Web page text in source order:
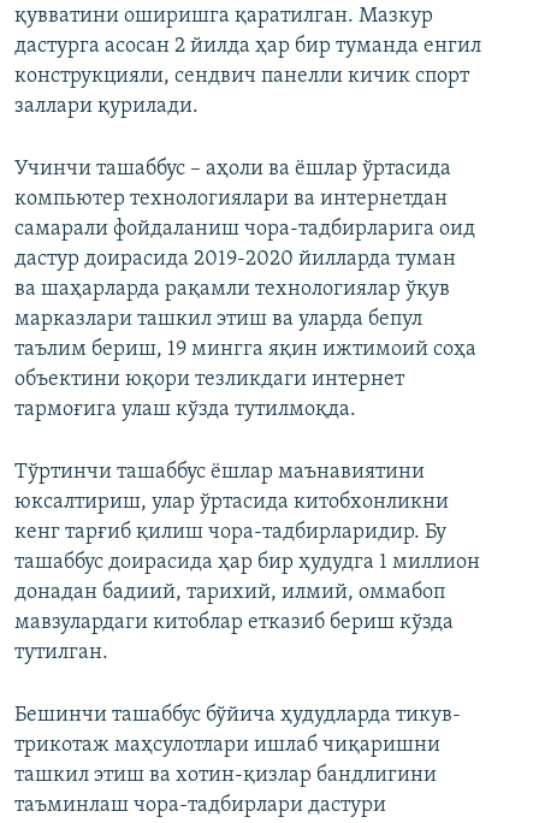
қувватини оширишга қаратилган. Мазкур
дастурга асосан 2 йилда ҳар бир туманда енгил
конструкцияли, сендвич панелли кичик спорт
заллари қурилади.
Учинчи ташаббус – аҳоли ва ёшлар ўртасида
компьютер технологиялари ва интернетдан
самарали фойдаланиш чора-тадбирларига оид
дастур доирасида 2019-2020 йилларда туман
ва шаҳарларда рақамли технологиялар ўқув
марказлари ташкил этиш ва уларда бепул
таълим бериш, 19 мингга яқин ижтимоий соҳа
объектини юқори тезликдаги интернет
тармоғига улаш кўзда тутилмоқда.
Тўртинчи ташаббус ёшлар маънавиятини
юксалтириш, улар ўртасида китобхонликни
кенг тарғиб қилиш чора-тадбирларидир. Бу
ташаббус доирасида ҳар бир ҳудудга 1 миллион
донадан бадиий, тарихий, илмий, оммабоп
мавзулардаги китоблар етказиб бериш кўзда
тутилган.
Бешинчи ташаббус бўйича ҳудудларда тикув-
трикотаж маҳсулотлари ишлаб чиқаришни
ташкил этиш ва хотин-қизлар бандлигини
таъминлаш чора-тадбирлари дастури